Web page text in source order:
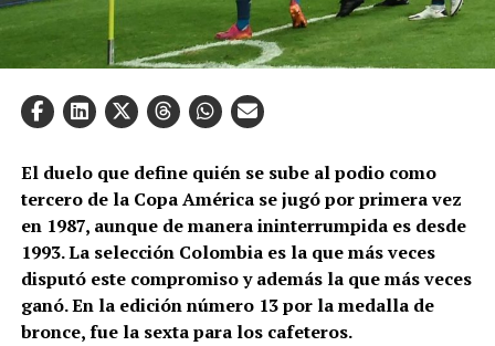
El duelo que define quién se sube al podio como
tercero de la Copa América se jugó por primera vez
en 1987, aunque de manera ininterrumpida es desde
1993. La selección Colombia es la que más veces
disputó este compromiso y además la que más veces
ganó. En la edición número 13 por la medalla de
bronce, fue la sexta para los cafeteros.